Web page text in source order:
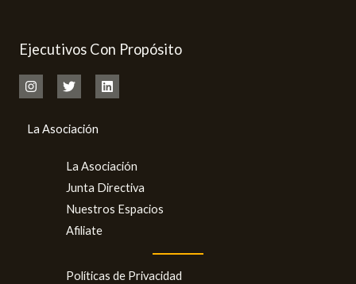
Ejecutivos Con Propósito
La Asociación
La Asociación
Junta Directiva
Nuestros Espacios
Afiliate
Políticas de Privacidad